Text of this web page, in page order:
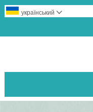
український 